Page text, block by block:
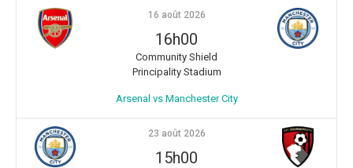
16 août 2026
16h00
Community Shield
Principality Stadium
Arsenal vs Manchester City
23 août 2026
15h00